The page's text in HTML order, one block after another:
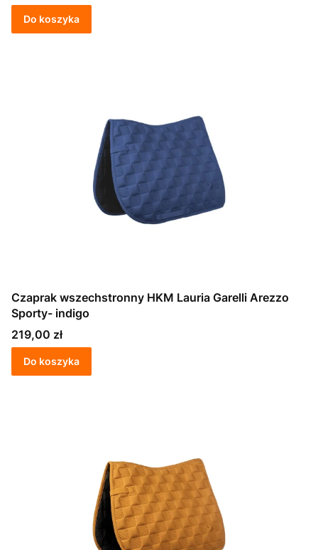
Do koszyka
Czaprak wszechstronny HKM Lauria Garelli Arezzo
Sporty- indigo
Cena
219,00 zł
Do koszyka